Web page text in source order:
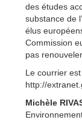
des études
substance de
élus
Commission
pas
Le courrier
http://
Michèle